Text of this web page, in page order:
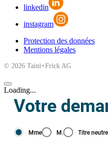
linkedin
instagram
Protection des données
Mentions légales
© 2026 Taini+Frick AG
Loading...